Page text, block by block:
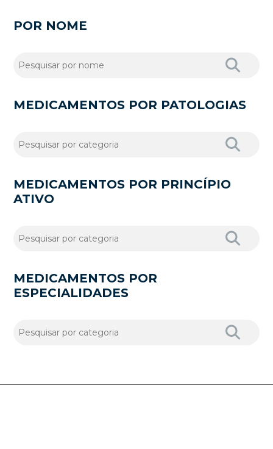
POR NOME
MEDICAMENTOS POR PATOLOGIAS
MEDICAMENTOS POR PRINCÍPIO
ATIVO
MEDICAMENTOS POR
ESPECIALIDADES